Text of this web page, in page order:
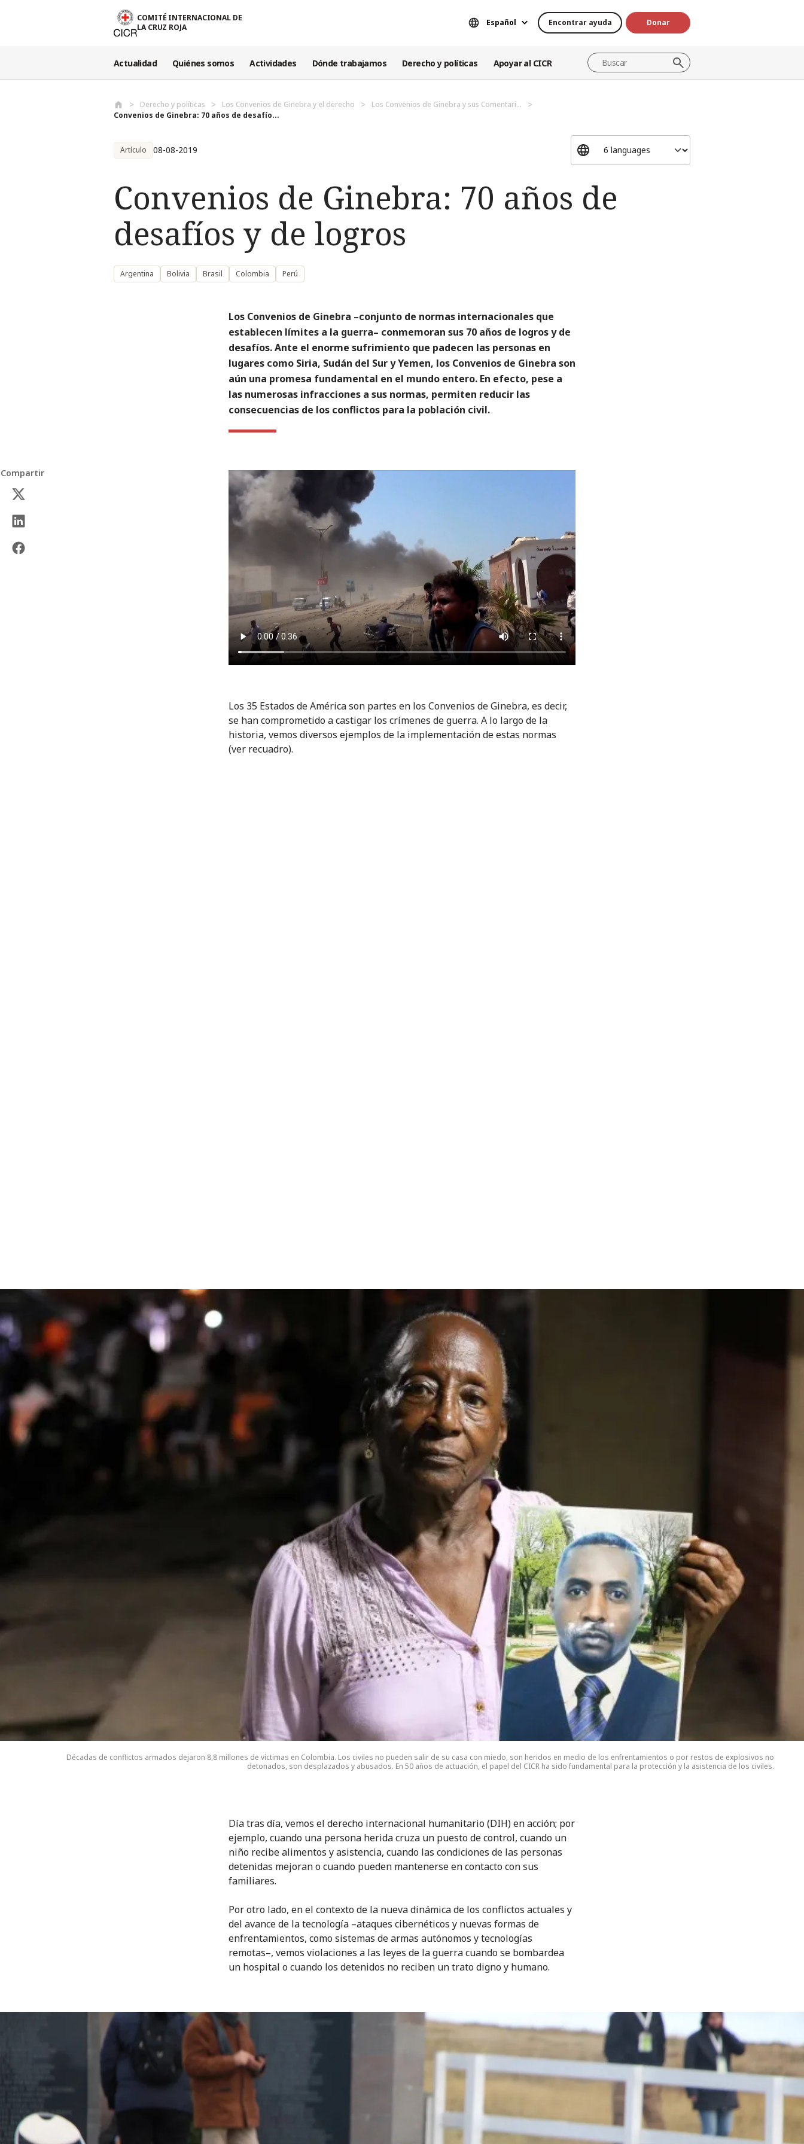
COMITÉ INTERNACIONAL DE
LA CRUZ ROJA
Español Encontrar ayuda Donar
Actualidad Quiénes somos Actividades Dónde trabajamos Derecho y políticas Apoyar al CICR
Derecho y políticas Los Convenios de Ginebra y el derecho
Los Convenios de Ginebra y sus Comentari...
Convenios de Ginebra: 70 años de desafío...
Artículo 08-08-2019
Convenios de Ginebra: 70 años de
desafíos y de logros
Argentina Bolivia Brasil Colombia Perú
Los Convenios de Ginebra –conjunto de normas internacionales que
establecen límites a la guerra– conmemoran sus 70 años de logros y de
desafíos. Ante el enorme sufrimiento que padecen las personas en
lugares como Siria, Sudán del Sur y Yemen, los Convenios de Ginebra son
aún una promesa fundamental en el mundo entero. En efecto, pese a
las numerosas infracciones a sus normas, permiten reducir las
consecuencias de los conflictos para la población civil.
Compartir
Los 35 Estados de América son partes en los Convenios de Ginebra, es decir,
se han comprometido a castigar los crímenes de guerra. A lo largo de la
historia, vemos diversos ejemplos de la implementación de estas normas
(ver recuadro).
Décadas de conflictos armados dejaron 8,8 millones de víctimas en Colombia. Los civiles no pueden salir de su casa con miedo, son heridos en medio de los enfrentamientos o por restos de explosivos no
detonados, son desplazados y abusados. En 50 años de actuación, el papel del CICR ha sido fundamental para la protección y la asistencia de los civiles.
Día tras día, vemos el derecho internacional humanitario (DIH) en acción; por
ejemplo, cuando una persona herida cruza un puesto de control, cuando un
niño recibe alimentos y asistencia, cuando las condiciones de las personas
detenidas mejoran o cuando pueden mantenerse en contacto con sus
familiares.
Por otro lado, en el contexto de la nueva dinámica de los conflictos actuales y
del avance de la tecnología –ataques cibernéticos y nuevas formas de
enfrentamientos, como sistemas de armas autónomos y tecnologías
remotas–, vemos violaciones a las leyes de la guerra cuando se bombardea
un hospital o cuando los detenidos no reciben un trato digno y humano.